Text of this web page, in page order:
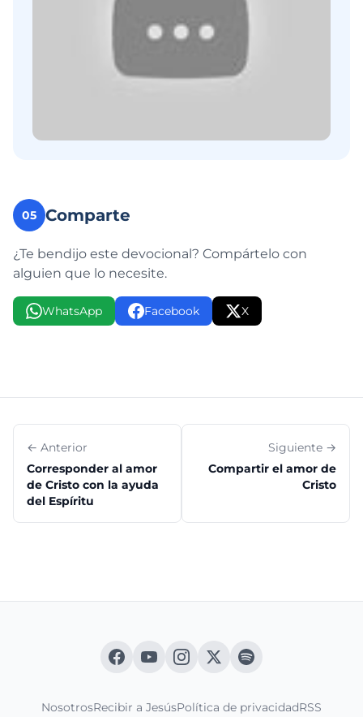
05 Comparte
¿Te bendijo este devocional? Compártelo con
alguien que lo necesite.
WhatsApp Facebook X
← Anterior
Corresponder al amor
de Cristo con la ayuda
del Espíritu
Siguiente →
Compartir el amor de
Cristo
NosotrosRecibir a JesúsPolítica de privacidadRSS